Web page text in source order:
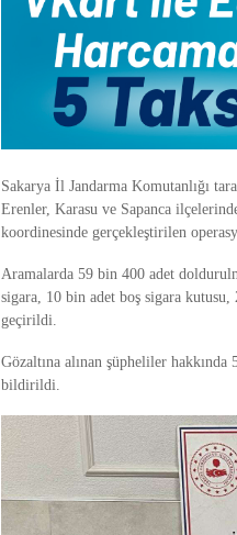
Sakarya İl Jandarma Komutanlığı
Erenler, Karasu ve Sapanca
koordinesinde gerçekleştirilen
Aramalarda 59 bin 400 adet
sigara, 10 bin adet boş sigara
geçirildi.
Gözaltına alınan şüpheliler hakkında
bildirildi.